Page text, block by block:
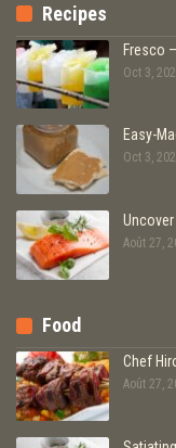
Recipes
Fresco
Oct 3,
Easy-
Oct 3,
Août 27,
Food
Chef
Août 27,